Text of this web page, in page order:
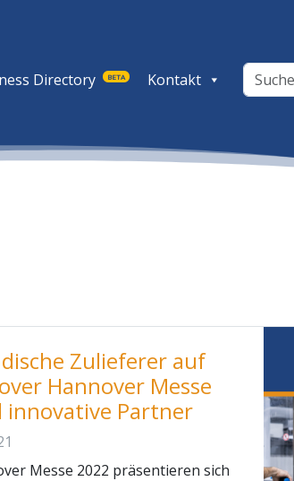
Directory BETA Kontakt
Zulieferer auf
Hannover Messe
innovative Partner
Messe 2022 präsentieren sich